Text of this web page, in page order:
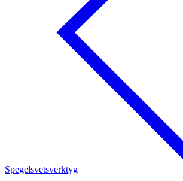
Spegelsvetsverktyg